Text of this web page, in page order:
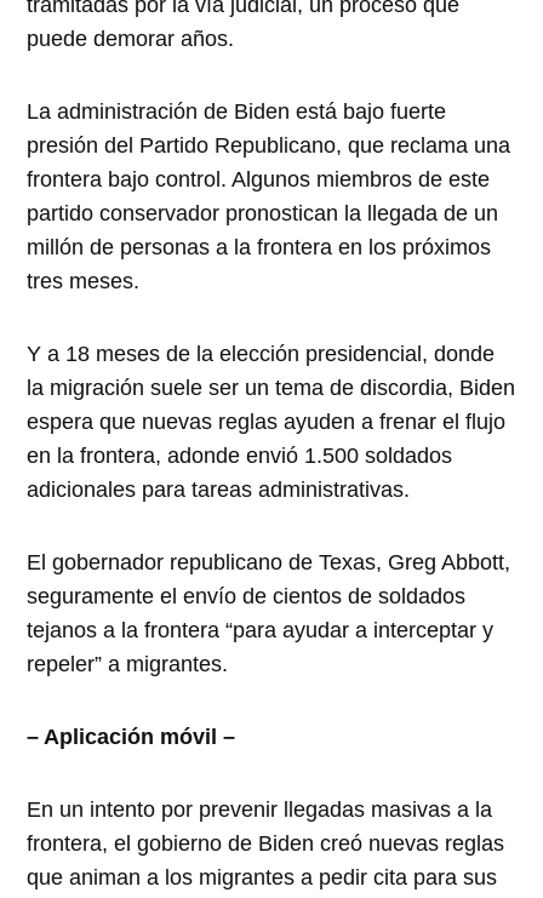
tramitadas por la vía judicial, un proceso que
puede demorar años.
La administración de Biden está bajo fuerte
presión del Partido Republicano, que reclama una
frontera bajo control. Algunos miembros de este
partido conservador pronostican la llegada de un
millón de personas a la frontera en los próximos
tres meses.
Y a 18 meses de la elección presidencial, donde
la migración suele ser un tema de discordia, Biden
espera que nuevas reglas ayuden a frenar el flujo
en la frontera, adonde envió 1.500 soldados
adicionales para tareas administrativas.
El gobernador republicano de Texas, Greg Abbott,
seguramente el envío de cientos de soldados
tejanos a la frontera “para ayudar a interceptar y
repeler” a migrantes.
– Aplicación móvil –
En un intento por prevenir llegadas masivas a la
frontera, el gobierno de Biden creó nuevas reglas
que animan a los migrantes a pedir cita para sus